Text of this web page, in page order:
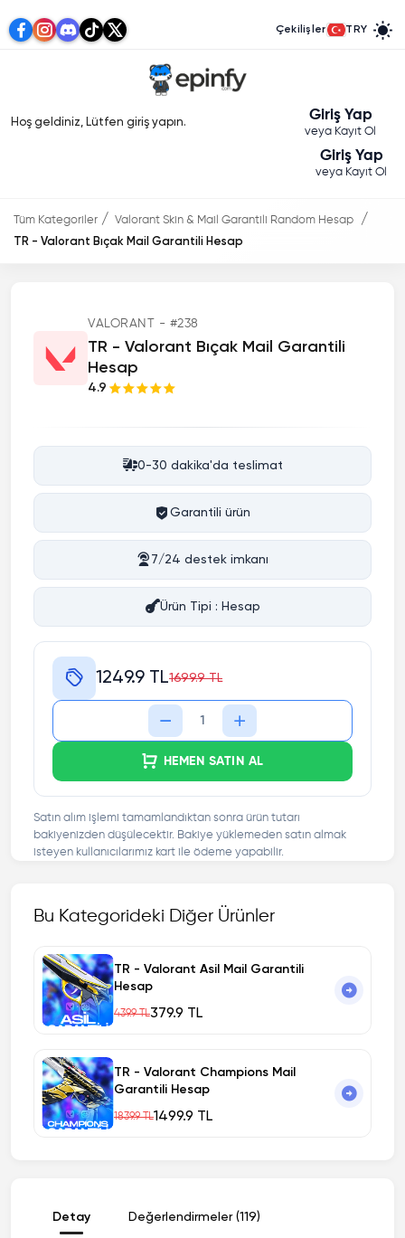
Çekilişler TRY
Hoş geldiniz, Lütfen giriş yapın. Giriş Yap
veya Kayıt Ol
Giriş Yap
veya Kayıt Ol
Tüm Kategoriler
Valorant Skin & Mail Garantili Random Hesap
TR - Valorant Bıçak Mail Garantili Hesap
VALORANT - #238
TR - Valorant Bıçak Mail Garantili
Hesap
4.9
0-30 dakika'da teslimat
Garantili ürün
7/24 destek imkanı
Ürün Tipi : Hesap
1249.9 TL1699.9 TL
HEMEN SATIN AL
Satın alım işlemi tamamlandıktan sonra ürün tutarı
bakiyenizden düşülecektir. Bakiye yüklemeden satın almak
isteyen kullanıcılarımız kart ile ödeme yapabilir.
Bu Kategorideki Diğer Ürünler
TR - Valorant Asil Mail Garantili
Hesap
439.9 TL379.9 TL
TR - Valorant Champions Mail
Garantili Hesap
1839.9 TL1499.9 TL
Detay Değerlendirmeler (119)